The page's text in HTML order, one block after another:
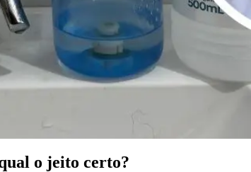
o jeito certo?